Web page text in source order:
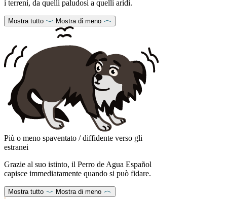
i terreni, da quelli paludosi a quelli aridi.
Mostra tutto Mostra di meno
Più o meno spaventato / diffidente verso gli
estranei
Grazie al suo istinto, il Perro de Agua Español
capisce immediatamente quando si può fidare.
Mostra tutto Mostra di meno